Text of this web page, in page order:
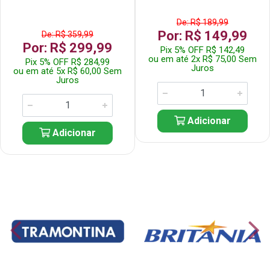
De: R$ 359,99
Por: R$ 299,99
Pix 5% OFF R$ 284,99
ou em até 5x R$ 60,00 Sem
Juros
Adicionar
De: R$ 189,99
Por: R$ 149,99
Pix 5% OFF R$ 142,49
ou em até 2x R$ 75,00 Sem
Juros
Adicionar